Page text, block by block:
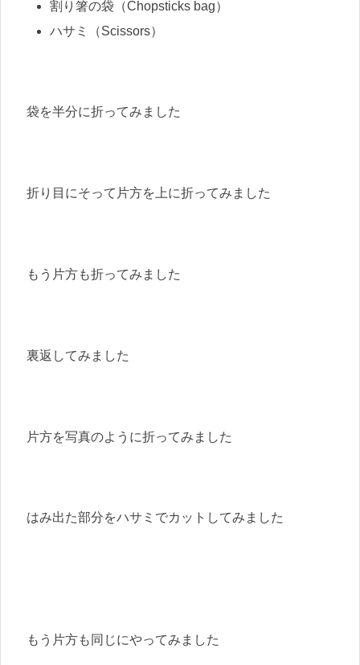
割り箸の袋（Chopsticks bag）
ハサミ（Scissors）
袋を半分に折ってみました
折り目にそって片方を上に折ってみました
もう片方も折ってみました
裏返してみました
片方を写真のように折ってみました
はみ出た部分をハサミでカットしてみました
もう片方も同じにやってみました